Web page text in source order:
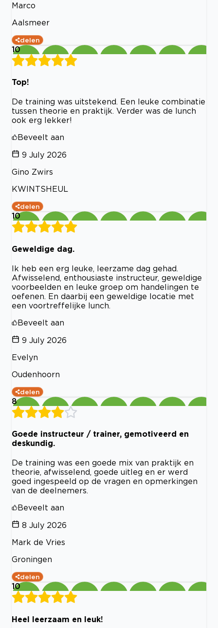
Marco
Aalsmeer
delen
10
Top!
De training was uitstekend. Een leuke combinatie
tussen theorie en praktijk. Verder was de lunch
ook erg lekker!
Beveelt aan
9 July 2026
Gino Zwirs
KWINTSHEUL
delen
10
Geweldige dag.
Ik heb een erg leuke, leerzame dag gehad.
Afwisselend, enthousiaste instructeur, geweldige
voorbeelden en leuke groep om handelingen te
oefenen. En daarbij een geweldige locatie met
een voortreffelijke lunch.
Beveelt aan
9 July 2026
Evelyn
Oudenhoorn
delen
8
Goede instructeur / trainer, gemotiveerd en
deskundig.
De training was een goede mix van praktijk en
theorie, afwisselend, goede uitleg en er werd
goed ingespeeld op de vragen en opmerkingen
van de deelnemers.
Beveelt aan
8 July 2026
Mark de Vries
Groningen
delen
10
Heel leerzaam en leuk!